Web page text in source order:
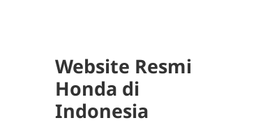
Website Resmi
Honda di
Indonesia